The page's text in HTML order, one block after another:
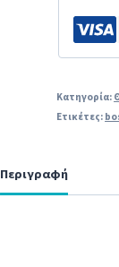
ποσότητα
Κατηγορία:
Ετικέτες:
Περιγραφή